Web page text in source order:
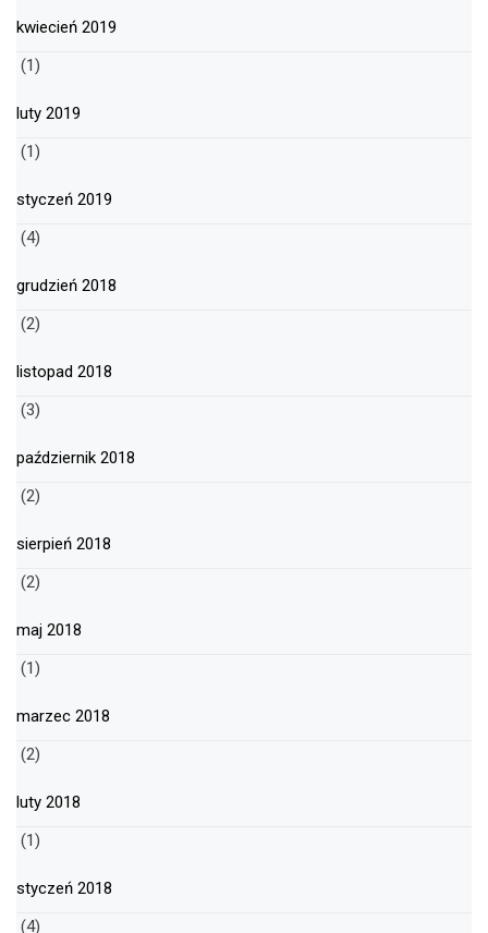
kwiecień 2019
(1)
luty 2019
(1)
styczeń 2019
(4)
grudzień 2018
(2)
listopad 2018
(3)
październik 2018
(2)
sierpień 2018
(2)
maj 2018
(1)
marzec 2018
(2)
luty 2018
(1)
styczeń 2018
(4)